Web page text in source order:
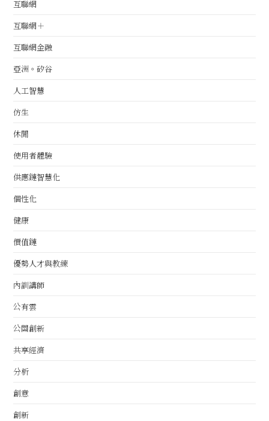
互聯網
互聯網＋
互聯網金融
亞洲。矽谷
人工智慧
仿生
休閒
使用者體驗
供應鏈智慧化
個性化
健康
價值鏈
優勢人才與教練
內訓講師
公有雲
公關創新
共享經濟
分析
創意
創新